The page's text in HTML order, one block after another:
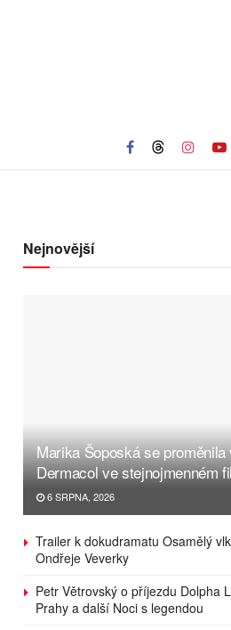
Nejnovější
Marika Šoposká se proměnila
Dermacol ve stejnojmenném
6 SRPNA, 2026
Trailer k dokudramatu Osamělý
Ondřeje Veverky
Petr Větrovský o příjezdu Dolpha
Prahy a další Noci s legendou